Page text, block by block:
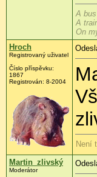
A
A
On
Hroch
Registrovaný uživatel
Číslo příspěvku:
1867
Registrován: 8-2004
Není
Martin_zlivský
Moderátor